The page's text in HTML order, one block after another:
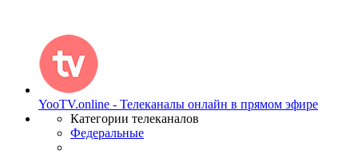
YooTV.online - Телеканалы онлайн в прямом эфире
Категории телеканалов
Федеральные